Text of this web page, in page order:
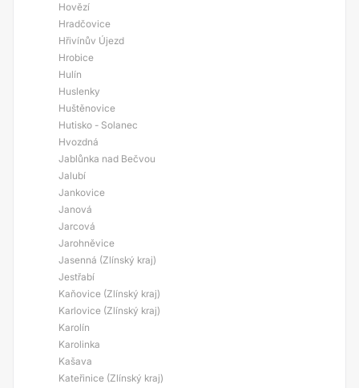
Hovězí
Hradčovice
Hřivínův Újezd
Hrobice
Hulín
Huslenky
Huštěnovice
Hutisko - Solanec
Hvozdná
Jablůnka nad Bečvou
Jalubí
Jankovice
Janová
Jarcová
Jarohněvice
Jasenná (Zlínský kraj)
Jestřabí
Kaňovice (Zlínský kraj)
Karlovice (Zlínský kraj)
Karolín
Karolinka
Kašava
Kateřinice (Zlínský kraj)